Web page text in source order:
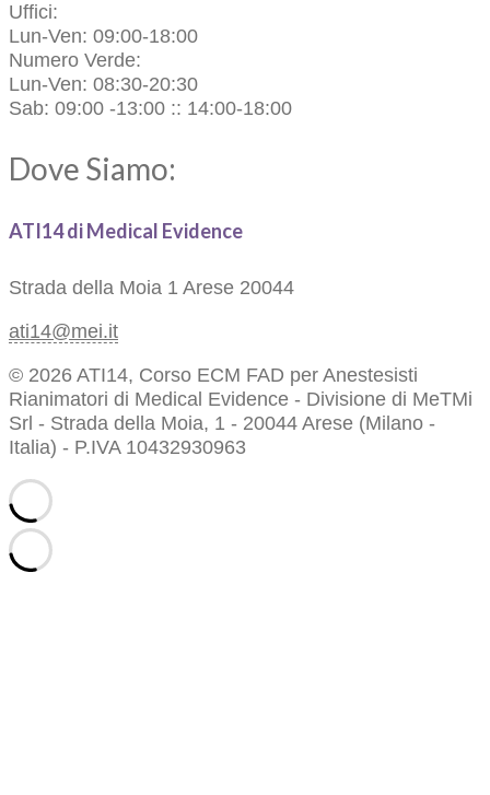
Uffici:
Lun-Ven: 09:00-18:00
Numero Verde:
Lun-Ven: 08:30-20:30
Sab: 09:00 -13:00 :: 14:00-18:00
Dove Siamo:
ATI14 di Medical Evidence
Strada della Moia 1 Arese 20044
ati14@mei.it
© 2026 ATI14, Corso ECM FAD per Anestesisti
Rianimatori di Medical Evidence - Divisione di MeTMi
Srl - Strada della Moia, 1 - 20044 Arese (Milano -
Italia) - P.IVA 10432930963